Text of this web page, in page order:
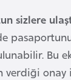
sizlere
Bu
verdiği onay